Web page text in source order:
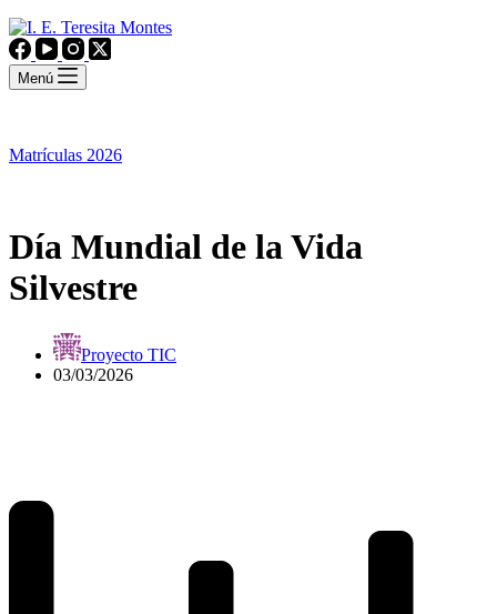
Menú
Matrículas 2026
Día Mundial de la Vida
Silvestre
Proyecto TIC
03/03/2026